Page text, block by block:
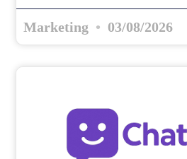
Marketing 03/08/2026